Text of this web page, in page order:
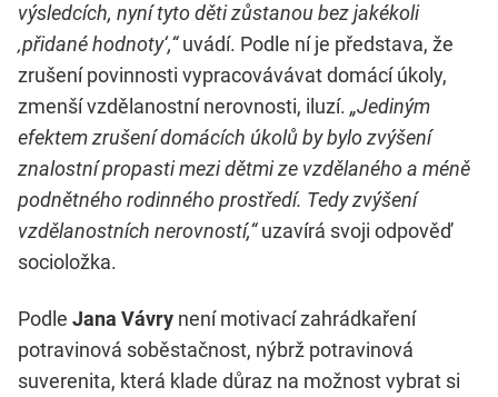
výsledcích, nyní tyto děti zůstanou bez jakékoli
‚přidané hodnoty‘,“uvádí. Podle ní je představa, že
zrušení povinnosti vypracovávávat domácí úkoly,
zmenší vzdělanostní nerovnosti, iluzí. „Jediným
efektem zrušení domácích úkolů by bylo zvýšení
znalostní propasti mezi dětmi ze vzdělaného a méně
podnětného rodinného prostředí. Tedy zvýšení
vzdělanostních nerovností,“uzavírá svoji odpověď
socioložka.
Podle Jana Vávry není motivací zahrádkaření
potravinová soběstačnost, nýbrž potravinová
suverenita, která klade důraz na možnost vybrat si